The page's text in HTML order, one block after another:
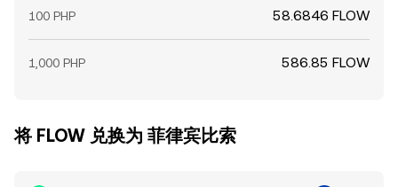
100 PHP 58.6846 FLOW
1,000 PHP 586.85 FLOW
将 FLOW 兑换为 菲律宾比索